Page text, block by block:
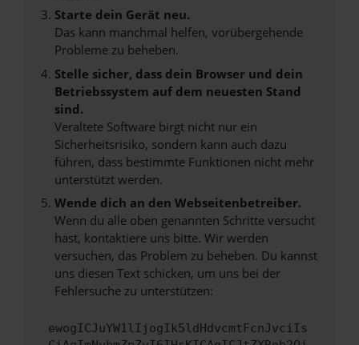
Starte dein Gerät neu.
Das kann manchmal helfen, vorübergehende
Probleme zu beheben.
Stelle sicher, dass dein Browser und dein
Betriebssystem auf dem neuesten Stand
sind.
Veraltete Software birgt nicht nur ein
Sicherheitsrisiko, sondern kann auch dazu
führen, dass bestimmte Funktionen nicht mehr
unterstützt werden.
Wende dich an den Webseitenbetreiber.
Wenn du alle oben genannten Schritte versucht
hast, kontaktiere uns bitte. Wir werden
versuchen, das Problem zu beheben. Du kannst
uns diesen Text schicken, um uns bei der
Fehlersuche zu unterstützen:
ewogICJuYW1lIjogIk5ldHdvcmtFcnJvciIs